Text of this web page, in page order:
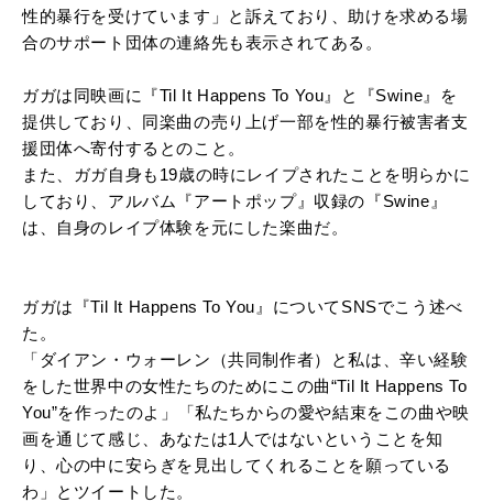
性的暴行を受けています」と訴えており、助けを求める場
合のサポート団体の連絡先も表示されてある。
ガガは同映画に『Til It Happens To You』と『Swine』を
提供しており、同楽曲の売り上げ一部を性的暴行被害者支
援団体へ寄付するとのこと。
また、ガガ自身も19歳の時にレイプされたことを明らかに
しており、アルバム『アートポップ』収録の『Swine』
は、自身のレイプ体験を元にした楽曲だ。
ガガは『Til It Happens To You』についてSNSでこう述べ
た。
「ダイアン・ウォーレン（共同制作者）と私は、辛い経験
をした世界中の女性たちのためにこの曲“Til It Happens To
You”を作ったのよ」「私たちからの愛や結束をこの曲や映
画を通じて感じ、あなたは1人ではないということを知
り、心の中に安らぎを見出してくれることを願っている
わ」とツイートした。